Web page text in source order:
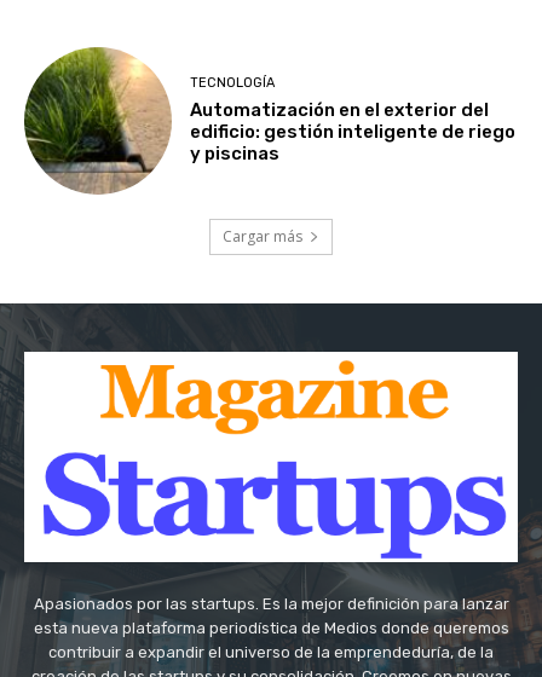
TECNOLOGÍA
Automatización en el exterior del
edificio: gestión inteligente de riego
y piscinas
Cargar más
Apasionados por las startups. Es la mejor definición para lanzar
esta nueva plataforma periodística de Medios donde queremos
contribuir a expandir el universo de la emprendeduría, de la